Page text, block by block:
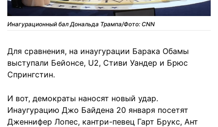
Инагурационный бал Дональда Трампа/Фото: CNN
Для сравнения, на инаугурации Барака Обамы
выступали Бейонсе, U2, Стиви Уандер и Брюс
Спрингстин.
И вот, демократы наносят новый удар.
Инаугурацию Джо Байдена 20 января посетят
Дженнифер Лопес, кантри-певец Гарт Брукс, Ант